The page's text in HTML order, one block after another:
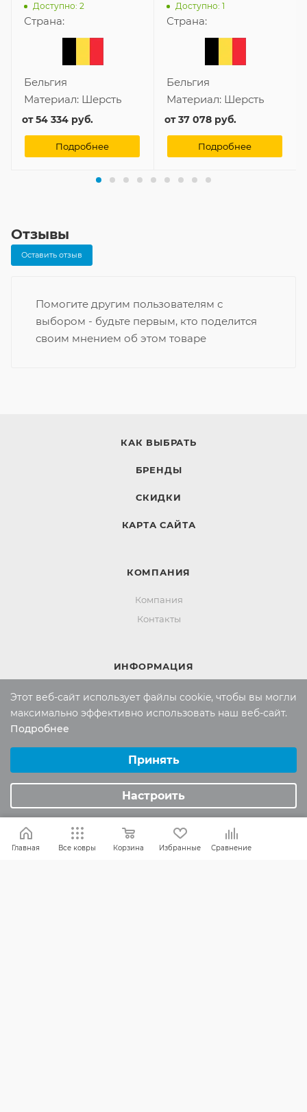
Доступно: 2
Страна:
Бельгия
Материал: Шерсть
от54 334 руб.
Подробнее
Доступно: 1
Страна:
Бельгия
Материал: Шерсть
от37 078 руб.
Подробнее
Отзывы
Оставить отзыв
Помогите другим пользователям с
выбором - будьте первым, кто поделится
своим мнением об этом товаре
КАК ВЫБРАТЬ
БРЕНДЫ
СКИДКИ
КАРТА САЙТА
КОМПАНИЯ
Компания
Контакты
ИНФОРМАЦИЯ
Вопросы и ответы
Реквизиты
Оплата и доставка
Обмен и возврат
Главная Все ковры Корзина Избранные Сравнение
Этот веб-сайт использует файлы cookie, чтобы вы могли
максимально эффективно использовать наш веб-сайт.
Подробнее
Аналитические/Функциональные
Принять
Настроить